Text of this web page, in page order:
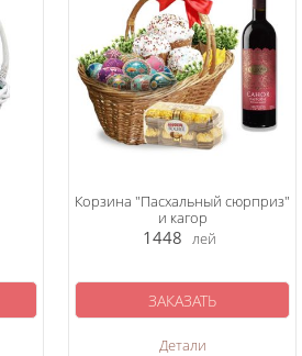
Корзина "Пасхальный сюрприз"
и кагор
1448 лей
Детали
ЗАКАЗАТЬ